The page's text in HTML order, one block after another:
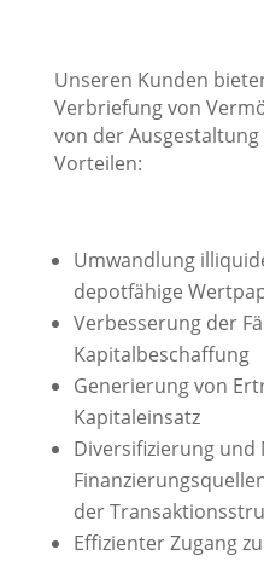
Unseren Kunden
Verbriefung von
von der Ausgestaltung
Vorteilen:
Umwandlung
depotfähige
Verbesserung der
Kapitalbeschaffung
Generierung von
Kapitaleinsatz
Diversifizierung
der
Effizienter Zugang